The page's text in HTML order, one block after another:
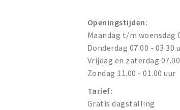
Openingstijden:
Maandag t/m woensdag
Donderdag 07.00 - 03.30
Vrijdag en zaterdag
Zondag 11.00 - 01.00 uur
Tarief:
Gratis dagstalling